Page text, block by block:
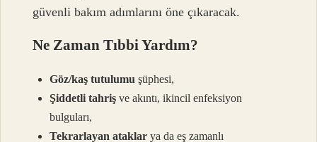
güvenli bakım adımlarını öne çıkaracak.
Ne Zaman Tıbbi Yardım?
Göz/kaş tutulumu şüphesi,
Şiddetli tahriş ve akıntı, ikincil enfeksiyon
bulguları,
Tekrarlayan ataklar ya da eş zamanlı